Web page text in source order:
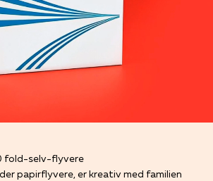
fold-selv-flyvere
papirflyvere, er kreativ med familien